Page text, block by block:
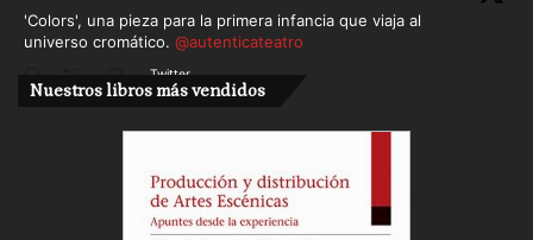
'Colors', una pieza para la primera infancia que viaja al
universo cromático. @autenticateatro
Twitter
Cargar más
Nuestros libros más vendidos